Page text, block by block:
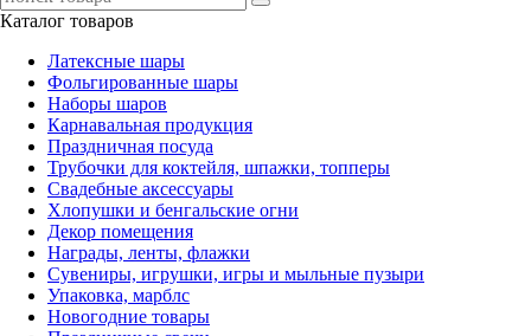
Каталог товаров
Латексные шары
Фольгированные шары
Наборы шаров
Карнавальная продукция
Праздничная посуда
Трубочки для коктейля, шпажки, топперы
Свадебные аксессуары
Хлопушки и бенгальские огни
Декор помещения
Награды, ленты, флажки
Сувениры, игрушки, игры и мыльные пузыри
Упаковка, марблс
Новогодние товары